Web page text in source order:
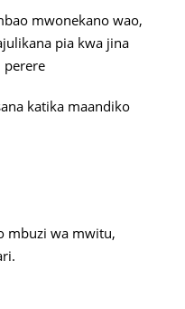
mwonekano wao,
pia kwa jina
perere
katika maandiko
mbuzi wa mwitu,